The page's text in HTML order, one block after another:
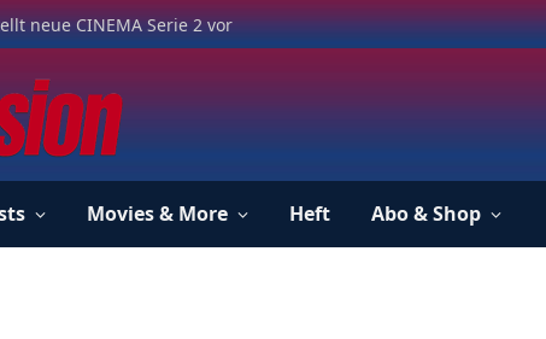
neue CINEMA Serie 2 vor
Movies & More Heft Abo & Shop